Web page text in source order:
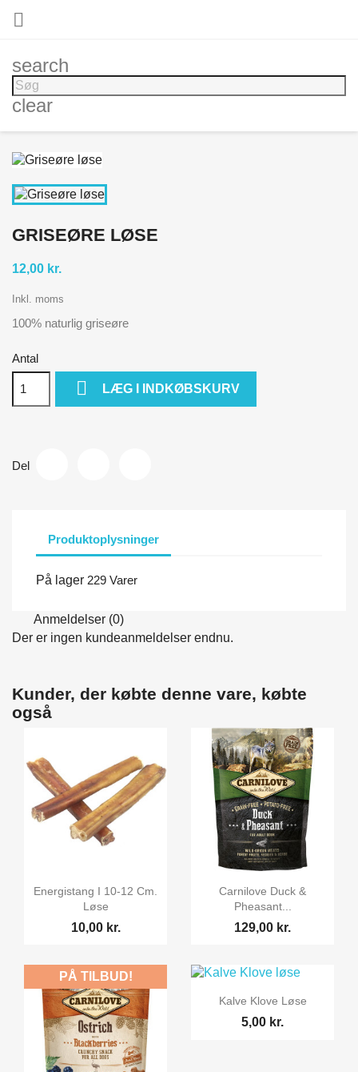

search
clear
GRISEØRE LØSE
12,00 kr.
Inkl. moms
100% naturlig griseøre
Antal
 LÆG I INDKØBSKURV
Del
Produktoplysninger
På lager 229 Varer
Anmeldelser (0)
Der er ingen kundeanmeldelser endnu.
Kunder, der købte denne vare, købte
også
 Vis her
Energistang I 10-12 Cm.
Løse
10,00 kr.
 Vis her
Carnilove Duck &
Pheasant...
129,00 kr.
PÅ TILBUD!
 Vis her
Kalve Klove Løse
5,00 kr.